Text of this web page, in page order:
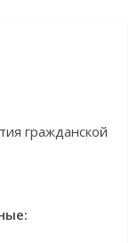
гражданской